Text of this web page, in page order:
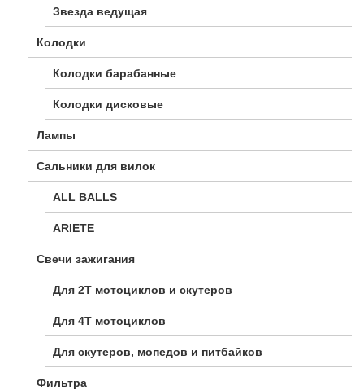
Звезда ведущая
Колодки
Колодки барабанные
Колодки дисковые
Лампы
Сальники для вилок
ALL BALLS
ARIETE
Свечи зажигания
Для 2Т мотоциклов и скутеров
Для 4Т мотоциклов
Для скутеров, мопедов и питбайков
Фильтра